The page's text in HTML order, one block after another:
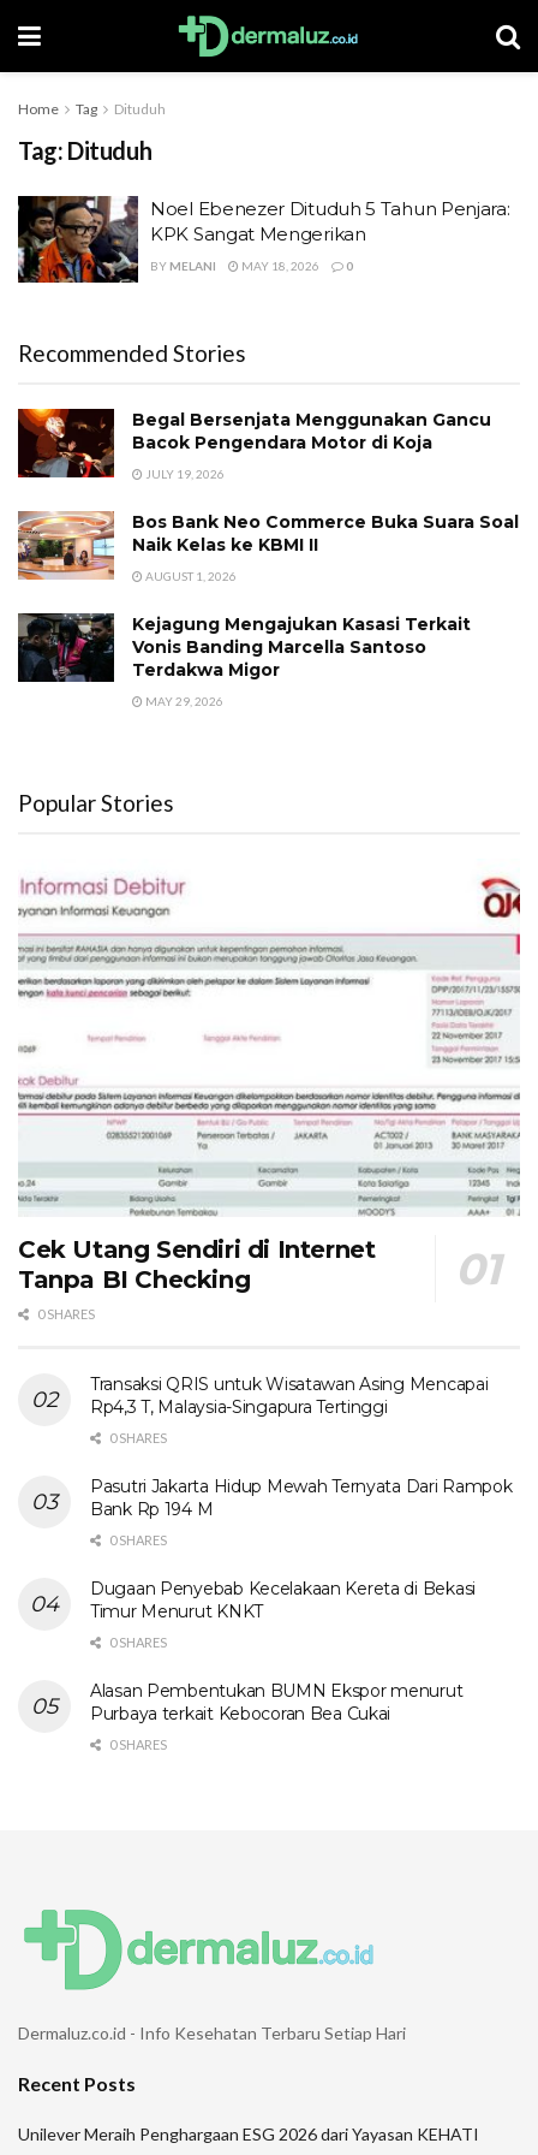
Home Tag Dituduh
Tag: Dituduh
Noel Ebenezer Dituduh 5 Tahun Penjara:
KPK Sangat Mengerikan
BY MELANI MAY 18, 2026 0
Recommended Stories
Begal Bersenjata Menggunakan Gancu
Bacok Pengendara Motor di Koja
JULY 19, 2026
Bos Bank Neo Commerce Buka Suara Soal
Naik Kelas ke KBMI II
AUGUST 1, 2026
Kejagung Mengajukan Kasasi Terkait
Vonis Banding Marcella Santoso
Terdakwa Migor
MAY 29, 2026
Popular Stories
Cek Utang Sendiri di Internet
Tanpa BI Checking
0 SHARES
Transaksi QRIS untuk Wisatawan Asing Mencapai
Rp4,3 T, Malaysia-Singapura Tertinggi
0 SHARES
Pasutri Jakarta Hidup Mewah Ternyata Dari Rampok
Bank Rp 194 M
0 SHARES
Dugaan Penyebab Kecelakaan Kereta di Bekasi
Timur Menurut KNKT
0 SHARES
Alasan Pembentukan BUMN Ekspor menurut
Purbaya terkait Kebocoran Bea Cukai
0 SHARES
Dermaluz.co.id - Info Kesehatan Terbaru Setiap Hari
Recent Posts
Unilever Meraih Penghargaan ESG 2026 dari Yayasan KEHATI